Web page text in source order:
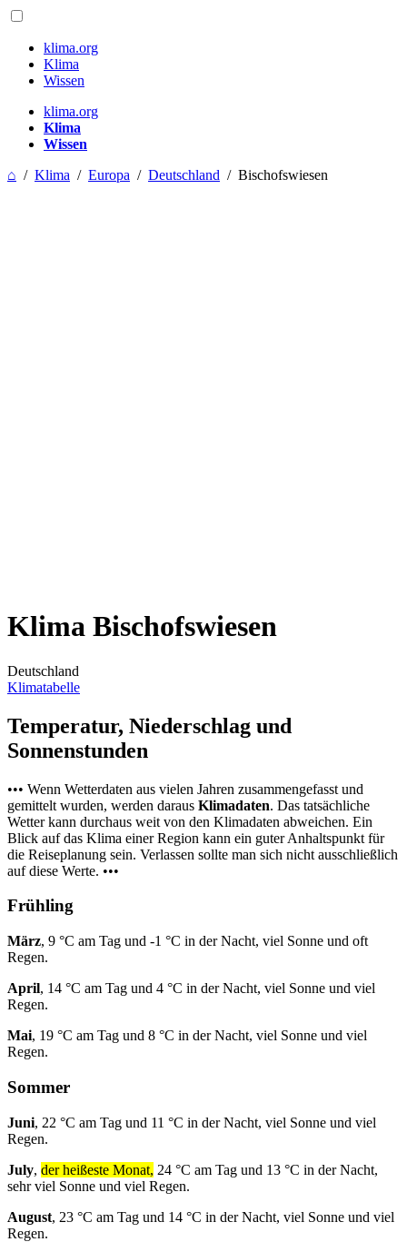
klima.org
Klima
Wissen
klima.org
Klima
Wissen
⌂ / Klima / Europa / Deutschland / Bischofswiesen
Klima Bischofswiesen
Deutschland
Klimatabelle
Temperatur, Niederschlag und
Sonnenstunden
••• Wenn Wetterdaten aus vielen Jahren zusammengefasst und
gemittelt wurden, werden daraus Klimadaten. Das tatsächliche
Wetter kann durchaus weit von den Klimadaten abweichen. Ein
Blick auf das Klima einer Region kann ein guter Anhaltspunkt für
die Reiseplanung sein. Verlassen sollte man sich nicht ausschließlich
auf diese Werte. •••
Frühling
März, 9 °C am Tag und -1 °C in der Nacht, viel Sonne und oft
Regen.
April, 14 °C am Tag und 4 °C in der Nacht, viel Sonne und viel
Regen.
Mai, 19 °C am Tag und 8 °C in der Nacht, viel Sonne und viel
Regen.
Sommer
Juni, 22 °C am Tag und 11 °C in der Nacht, viel Sonne und viel
Regen.
July, der heißeste Monat, 24 °C am Tag und 13 °C in der Nacht,
sehr viel Sonne und viel Regen.
August, 23 °C am Tag und 14 °C in der Nacht, viel Sonne und viel
Regen.